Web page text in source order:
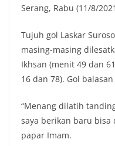
Serang, Rabu (11/8/
Tujuh gol Laskar
masing-masing
Ikhsan (menit 49 dan
16 dan 78). Gol
“Menang dilatih
saya berikan baru bisa
papar Imam.